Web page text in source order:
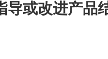
导或改进产品